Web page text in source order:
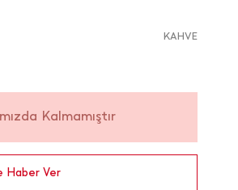
KAHVE
Kalmamıştır
Haber Ver